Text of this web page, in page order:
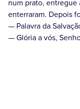
num prato, entregue
enterraram. Depois
— Palavra da
— Glória a vós,